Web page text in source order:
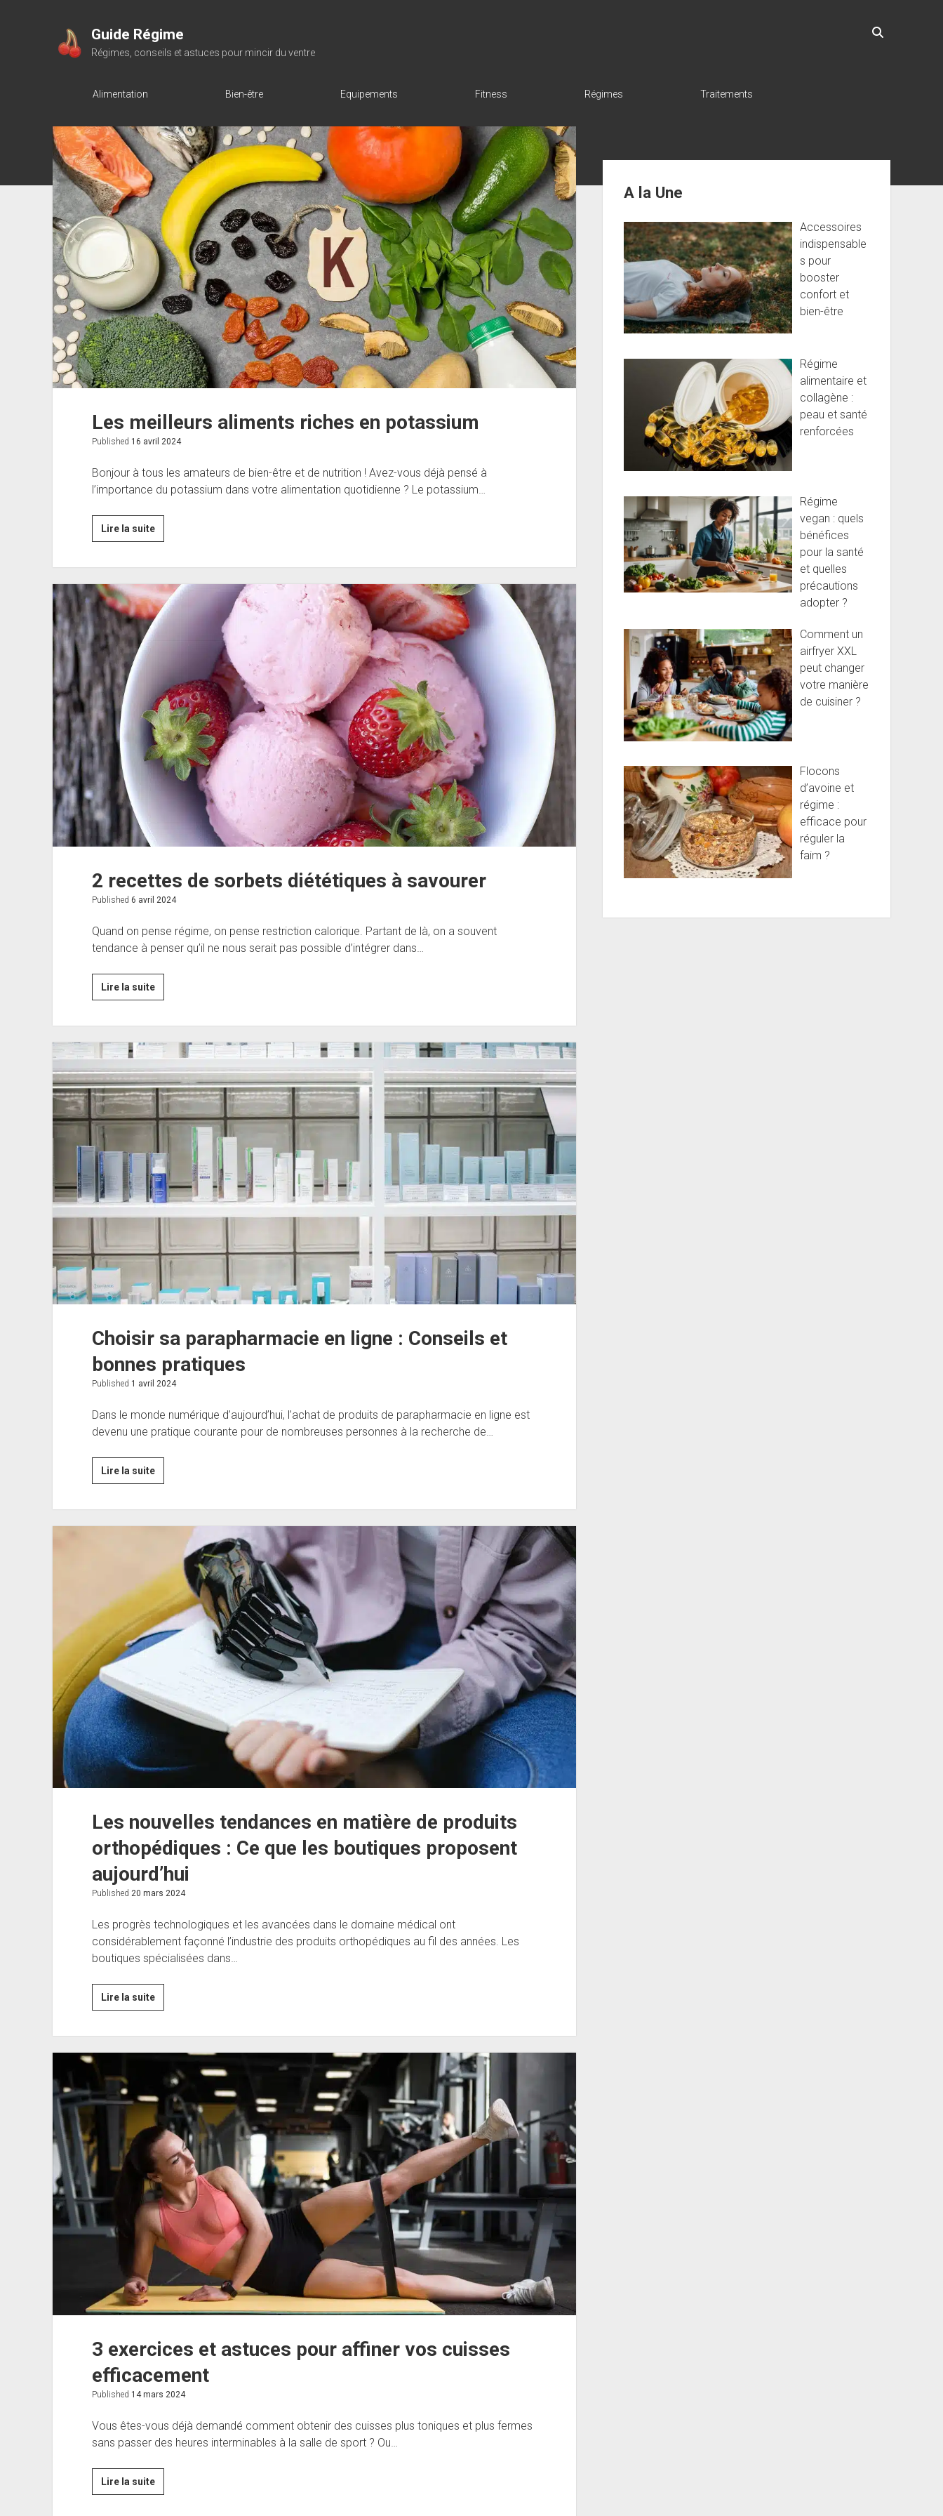
Guide Régime
Régimes, conseils et astuces pour mincir du ventre
Alimentation Bien-être Equipements Fitness Régimes Traitements
Guide
Régime
Posts
Les meilleurs aliments riches en potassium
Published 16 avril 2024
Bonjour à tous les amateurs de bien-être et de nutrition ! Avez-vous déjà pensé à
l’importance du potassium dans votre alimentation quotidienne ? Le potassium…
Lire la suiteLes
meilleurs
en
potassium
2 recettes de sorbets diététiques à savourer
Published 6 avril 2024
Quand on pense régime, on pense restriction calorique. Partant de là, on a souvent
tendance à penser qu’il ne nous serait pas possible d’intégrer dans…
Lire la suite2
recettes
diététiques
à
savourer
Choisir sa parapharmacie en ligne : Conseils et
bonnes pratiques
Published 1 avril 2024
Dans le monde numérique d’aujourd’hui, l’achat de produits de parapharmacie en ligne est
devenu une pratique courante pour de nombreuses personnes à la recherche de…
Lire la suiteChoisir
sa
Conseils
bonnes
pratiques
Les nouvelles tendances en matière de produits
orthopédiques : Ce que les boutiques proposent
aujourd’hui
Published 20 mars 2024
Les progrès technologiques et les avancées dans le domaine médical ont
considérablement façonné l’industrie des produits orthopédiques au fil des années. Les
boutiques spécialisées dans…
Lire la suiteLes
nouvelles
produits
orthopédiques
Ce
que
les
boutiques
proposent
aujourd’hui
3 exercices et astuces pour affiner vos cuisses
efficacement
Published 14 mars 2024
Vous êtes-vous déjà demandé comment obtenir des cuisses plus toniques et plus fermes
sans passer des heures interminables à la salle de sport ? Ou…
Lire la suite3
exercices
A la Une
Accessoires
indispensable
s pour
booster
confort et
bien-être
Régime
alimentaire et
collagène :
peau et santé
renforcées
Régime
vegan : quels
bénéfices
pour la santé
et quelles
précautions
adopter ?
Comment un
airfryer XXL
peut changer
votre manière
de cuisiner ?
Flocons
d’avoine et
régime :
efficace pour
réguler la
faim ?